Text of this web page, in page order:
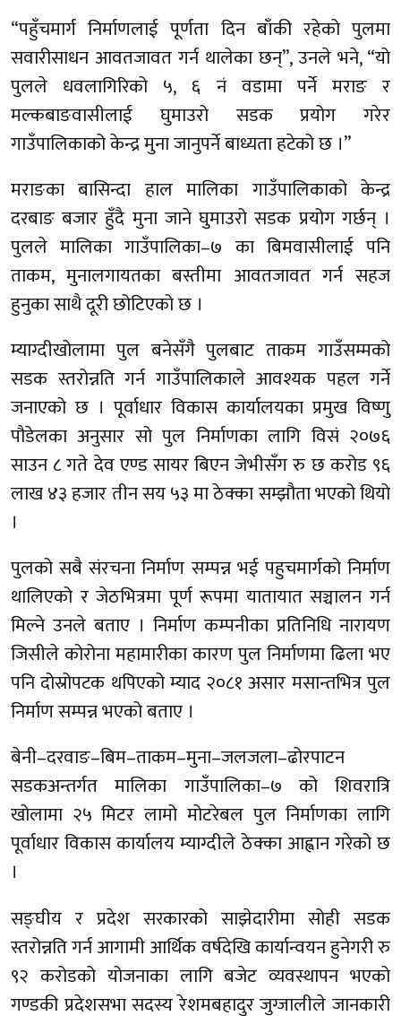
“पहुँचमार्ग निर्माणलाई पूर्णता दिन बाँकी रहेको पुलमा
सवारीसाधन आवतजावत गर्न थालेका छन्”, उनले भने, “यो
पुलले धवलागिरिको ५, ६ नं वडामा पर्ने मराङ र
मल्कबाङवासीलाई घुमाउरो सडक प्रयोग गरेर
गाउँपालिकाको केन्द्र मुना जानुपर्ने बाध्यता हटेको छ ।”
मराङका बासिन्दा हाल मालिका गाउँपालिकाको केन्द्र
दरबाङ बजार हुँदै मुना जाने घुमाउरो सडक प्रयोग गर्छन् ।
पुलले मालिका गाउँपालिका–७ का बिमवासीलाई पनि
ताकम, मुनालगायतका बस्तीमा आवतजावत गर्न सहज
हुनुका साथै दूरी छोटिएको छ ।
म्याग्दीखोलामा पुल बनेसँगै पुलबाट ताकम गाउँसम्मको
सडक स्तरोन्नति गर्न गाउँपालिकाले आवश्यक पहल गर्ने
जनाएको छ । पूर्वाधार विकास कार्यालयका प्रमुख विष्णु
पौडेलका अनुसार सो पुल निर्माणका लागि विसं २०७६
साउन ८ गते देव एण्ड सायर बिएन जेभीसँग रु छ करोड ९६
लाख ४३ हजार तीन सय ५३ मा ठेक्का सम्झौता भएको थियो
।
पुलको सबै संरचना निर्माण सम्पन्न भई पहुचमार्गको निर्माण
थालिएको र जेठभित्रमा पूर्ण रूपमा यातायात सञ्चालन गर्न
मिल्ने उनले बताए । निर्माण कम्पनीका प्रतिनिधि नारायण
जिसीले कोरोना महामारीका कारण पुल निर्माणमा ढिला भए
पनि दोस्रोपटक थपिएको म्याद २०८१ असार मसान्तभित्र पुल
निर्माण सम्पन्न भएको बताए ।
बेनी–दरवाङ–बिम–ताकम–मुना–जलजला–ढोरपाटन
सडकअन्तर्गत मालिका गाउँपालिका–७ को शिवरात्रि
खोलामा २५ मिटर लामो मोटरेबल पुल निर्माणका लागि
पूर्वाधार विकास कार्यालय म्याग्दीले ठेक्का आह्वान गरेको छ
।
सङ्घीय र प्रदेश सरकारको साझेदारीमा सोही सडक
स्तरोन्नति गर्न आगामी आर्थिक वर्षदेखि कार्यान्वयन हुनेगरी रु
९२ करोडको योजनाका लागि बजेट व्यवस्थापन भएको
गण्डकी प्रदेशसभा सदस्य रेशमबहादुर जुग्जालीले जानकारी